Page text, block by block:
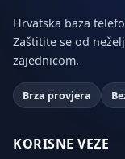
Hrvatska baza
Zaštitite se od
zajednicom.
Brza provjera
KORISNE VEZE